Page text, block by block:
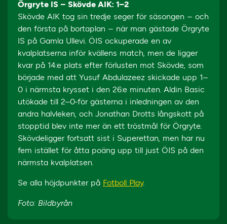
Örgryte IS – Skövde AIK: 1–2
Skövde AIK tog sin tredje seger för säsongen – och
den första på bortaplan – när man gästade Örgryte
IS på Gamla Ullevi. ÖIS ockuperade en av
kvalplatserna inför kvällens match, men de ligger
kvar på 14:e plats efter förlusten mot Skövde, som
började med att Yusuf Abdulazeez skickade upp 1–
0 i närmsta krysset i den 26:e minuten. Aldin Basic
utökade till 2–0-för gästerna i inledningen av den
andra halvleken, och Jonathan Drotts långskott på
stopptid blev inte mer än ett tröstmål för Örgryte.
Skövdeligger fortsatt sist i Superettan, men har nu
fem istället för åtta poäng upp till just ÖIS på den
närmsta kvalplatsen.
Se alla höjdpunkter på Fotboll Play.
Foto: Bildbyrån